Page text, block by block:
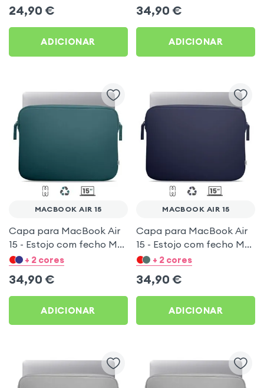
24,90 €
ADICIONAR
34,90 €
ADICIONAR
MACBOOK AIR 15
Capa para MacBook Air
15 - Estojo com fecho MW
Basics ²Life Verde Escuro
+ 2 cores
34,90 €
ADICIONAR
MACBOOK AIR 15
Capa para MacBook Air
15 - Estojo com fecho MW
Basics ²Life Azul Noite
+ 2 cores
34,90 €
ADICIONAR